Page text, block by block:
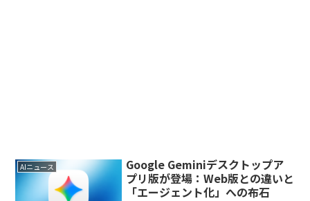
AIニュース
Google Geminiデスクトップア
プリ版が登場：Web版との違いと
「エージェント化」への布石